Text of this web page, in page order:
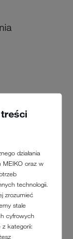
działania
MEIKO oraz w
technologii.
zrozumieć
stale
cyfrowych
kategorii:
świecie
Award
ekspertów